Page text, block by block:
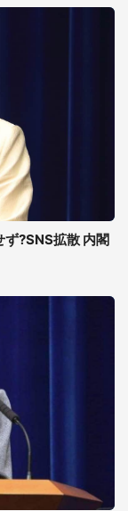
?SNS拡散 内閣